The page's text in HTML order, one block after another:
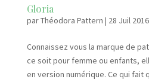
Gloria
parThéodora Pattern | 28 Juil 2016
Connaissez vous la marque de
ce soit pour femme ou enfants,
en version numérique. Ce qui fait